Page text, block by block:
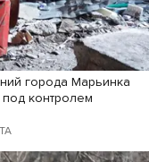
города Марьинка
контролем